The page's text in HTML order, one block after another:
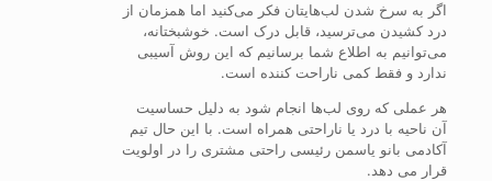
اگر به سرخ شدن لب‌هایتان فکر می‌کنید اما همزمان از
درد کشیدن می‌ترسید، قابل درک است. خوشبختانه،
می‌توانیم به اطلاع شما برسانیم که این روش آسیبی
ندارد و فقط کمی ناراحت کننده است.
هر عملی که روی لب‌ها انجام شود به دلیل حساسیت
آن ناحیه با درد یا ناراحتی همراه است. با این حال تیم
آکادمی بانو یاسمن رئیسی راحتی مشتری را در اولویت
قرار می دهد.